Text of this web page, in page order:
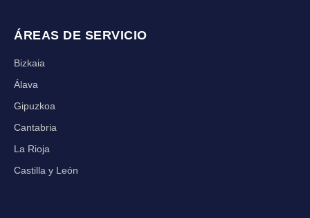
ÁREAS DE SERVICIO
Bizkaia
Álava
Gipuzkoa
Cantabria
La Rioja
Castilla y León